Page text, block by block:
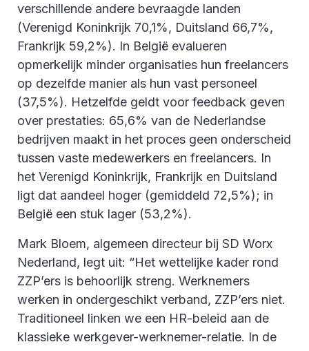
verschillende andere bevraagde landen
(Verenigd Koninkrijk 70,1%, Duitsland 66,7%,
Frankrijk 59,2%). In België evalueren
opmerkelijk minder organisaties hun freelancers
op dezelfde manier als hun vast personeel
(37,5%). Hetzelfde geldt voor feedback geven
over prestaties: 65,6% van de Nederlandse
bedrijven maakt in het proces geen onderscheid
tussen vaste medewerkers en freelancers. In
het Verenigd Koninkrijk, Frankrijk en Duitsland
ligt dat aandeel hoger (gemiddeld 72,5%); in
België een stuk lager (53,2%).
Mark Bloem, algemeen directeur bij SD Worx
Nederland, legt uit: “Het wettelijke kader rond
ZZP’ers is behoorlijk streng. Werknemers
werken in ondergeschikt verband, ZZP’ers niet.
Traditioneel linken we een HR-beleid aan de
klassieke werkgever-werknemer-relatie. In de